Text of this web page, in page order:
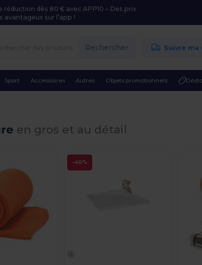
réduction dès 80 € avec APP10 – Des prix
avantageux sur l’app !
Rechercher Suivre ma
Sport Accessoires Autres Objets promotionnels
en gros et au détail
-40%